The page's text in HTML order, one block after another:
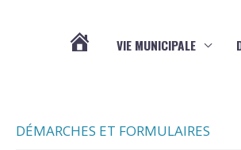
VIE MUNICIPALE
DÉMARCHES ET FORMULAIRES